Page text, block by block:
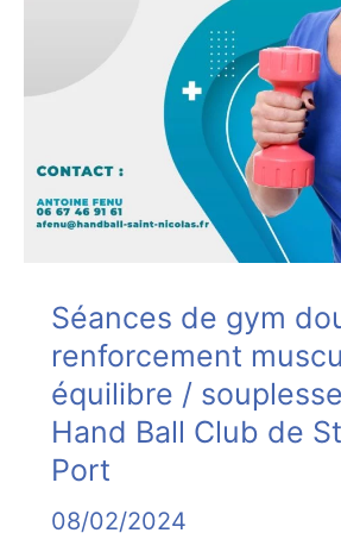
mamans
Séances de gym
renforcement
équilibre /
Hand Ball Club de
Port
08/02/2024